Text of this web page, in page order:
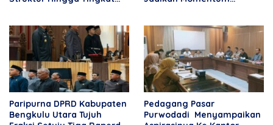
Paripurna DPRD Kabupaten
Bengkulu Utara Tujuh
Pedagang Pasar
Purwodadi Menyampaikan